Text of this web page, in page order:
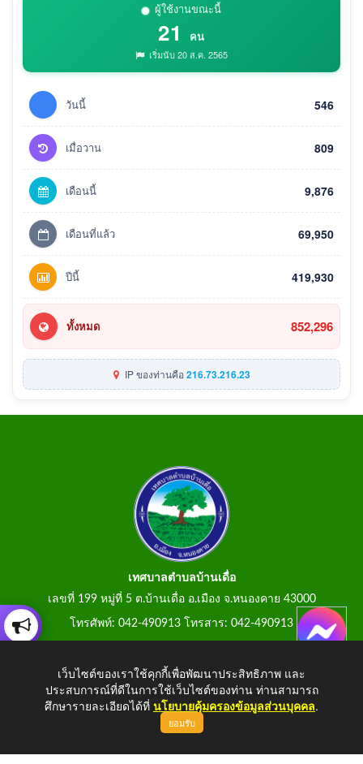
ผู้ใช้งานขณะนี้
21 คน
เริ่มนับ 20 ส.ค. 2565
วันนี้ 546
เมื่อวาน 809
เดือนนี้ 9,876
เดือนที่แล้ว 69,950
ปีนี้ 419,930
ทั้งหมด 852,296
IP ของท่านคือ216.73.216.23
เทศบาลตำบลบ้านเดื่อ
เลขที่ 199 หมู่ที่ 5 ต.บ้านเดื่อ อ.เมือง จ.หนองคาย 43000
โทรศัพท์: 042-490913 โทรสาร: 042-490913
Copyright © 2026 All Right Resive
เว็บไซต์ของเราใช้คุกกี้เพื่อพัฒนาประสิทธิภาพ และ
ประสบการณ์ที่ดีในการใช้เว็บไซต์ของท่าน ท่านสามารถ
ศึกษารายละเอียดได้ที่ นโยบายคุ้มครองข้อมูลส่วนบุคคล.
ยอมรับ